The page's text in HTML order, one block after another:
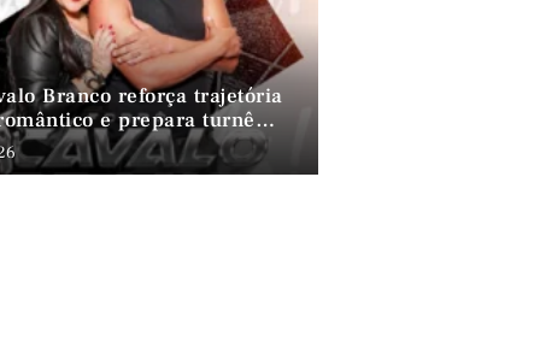
Branco reforça trajetória
e prepara turnê
Fortaleza